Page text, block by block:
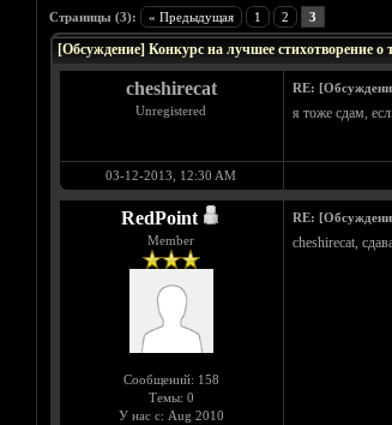
Страницы (3): « Предыдущая 1 2 3
Голосов: 0 - Средняя оценка: 0
1
2
3
4
5
[Обсуждение] Конкурс на лучшее стихотворение о
cheshirecat
Unregistered
RE:
я тоже сдам,
03-12-2013, 12:30 AM
RedPoint
Member
Сообщений: 158
Темы: 0
У нас с: Aug 2010
RE:
cheshirecat,